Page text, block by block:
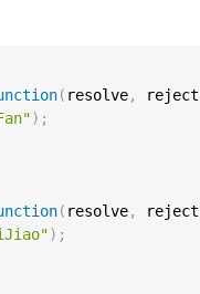
( resolve, reject
) ;
( resolve, reject
) ;